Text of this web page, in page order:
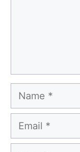
Name
Email